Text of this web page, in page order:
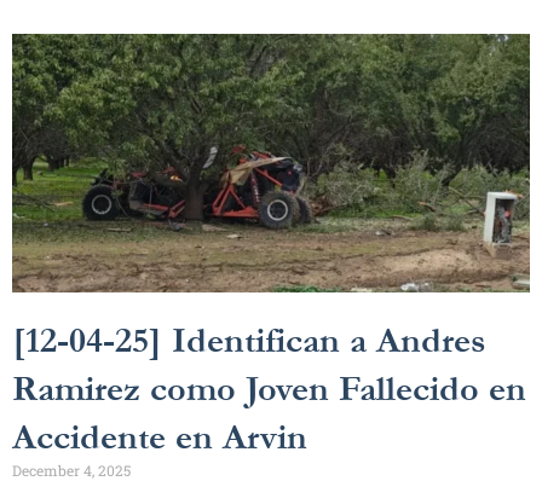
[12-04-25] Identifican a Andres
Ramirez como Joven Fallecido en
Accidente en Arvin
December 4, 2025